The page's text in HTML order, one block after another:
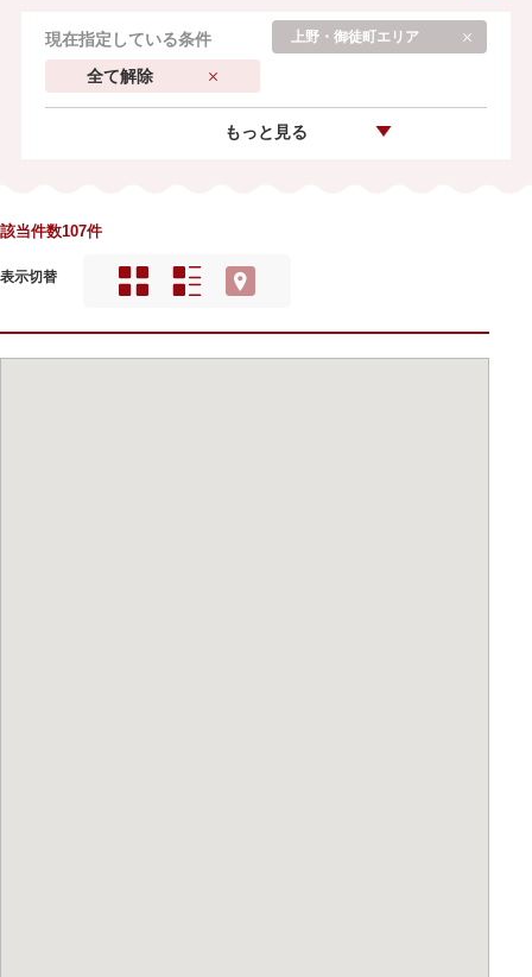
現在指定している条件 上野・御徒町エリア
全て解除
もっと見る
該当件数107件
表示切替